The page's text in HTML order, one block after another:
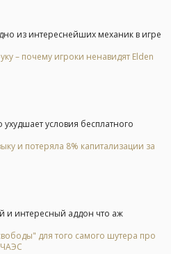
из интереснейших механик в игре
– почему игроки ненавидят Elden
условия бесплатного
и потеряла 8% капитализации за
и интересный аддон что аж
для того самого шутера про